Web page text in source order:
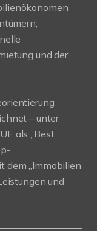
und der
– unter
als „Best
dem „Immobilien
und